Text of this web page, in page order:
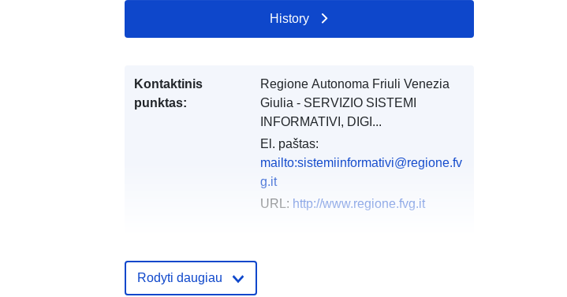
History
Kontaktinis
punktas:
Regione Autonoma Friuli Venezia
Giulia - SERVIZIO SISTEMI
INFORMATIVI, DIGI...
El. paštas:
mailto:sistemiinformativi@regione.fv
g.it
URL: http://www.regione.fvg.it
Rodyti daugiau